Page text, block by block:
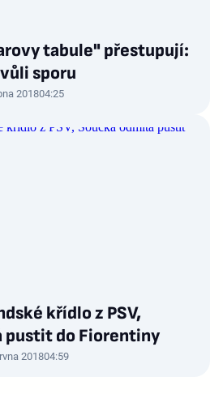
tabule" přestupují:
sporu
201804:25
křídlo z PSV,
pustit do Fiorentiny
201804:59